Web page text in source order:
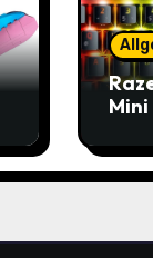
Mini